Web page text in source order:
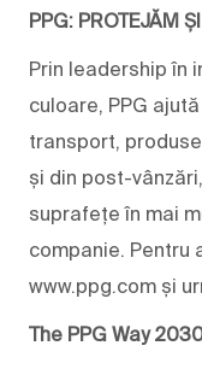
PPG: PROTEJĂM
Prin leadership în
culoare, PPG
transport,
și din post-
suprafețe în mai
companie. Pentru
www.ppg.com și
The PPG Way